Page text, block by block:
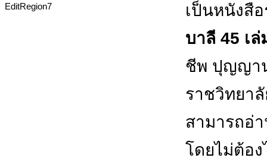
EditRegion7
เป็นหนังสื
บาลี 45 เ
ชีพ ปุญญา
ราชวิทยา
สามารถอ่
โดยไม่ต้อ